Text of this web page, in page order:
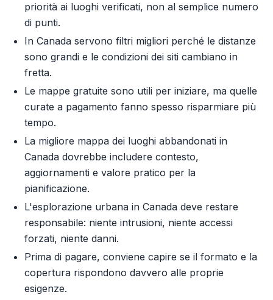
priorità ai luoghi verificati, non al semplice numero
di punti.
In Canada servono filtri migliori perché le distanze
sono grandi e le condizioni dei siti cambiano in
fretta.
Le mappe gratuite sono utili per iniziare, ma quelle
curate a pagamento fanno spesso risparmiare più
tempo.
La migliore mappa dei luoghi abbandonati in
Canada dovrebbe includere contesto,
aggiornamenti e valore pratico per la
pianificazione.
L'esplorazione urbana in Canada deve restare
responsabile: niente intrusioni, niente accessi
forzati, niente danni.
Prima di pagare, conviene capire se il formato e la
copertura rispondono davvero alle proprie
esigenze.